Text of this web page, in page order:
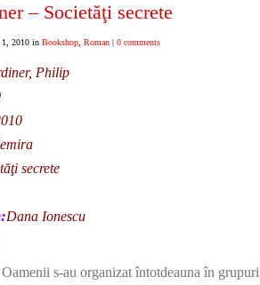
– Societăţi secrete
1, 2010 in Bookshop Roman | 0 comments
Philip
secrete
Dana Ionescu
Oamenii s-au organizat întotdeauna în